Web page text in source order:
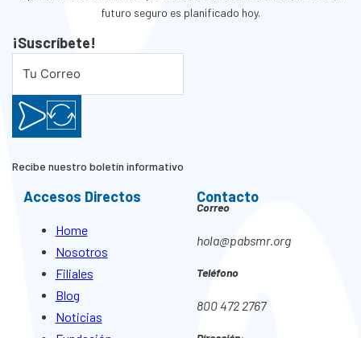
futuro seguro es planificado hoy.
¡Suscríbete!
Recibe nuestro boletín informativo
Accesos Directos
Home
Nosotros
Filiales
Blog
Noticias
Contacto
Correo
hola@pabsmr.org
Teléfono
800 472 2767